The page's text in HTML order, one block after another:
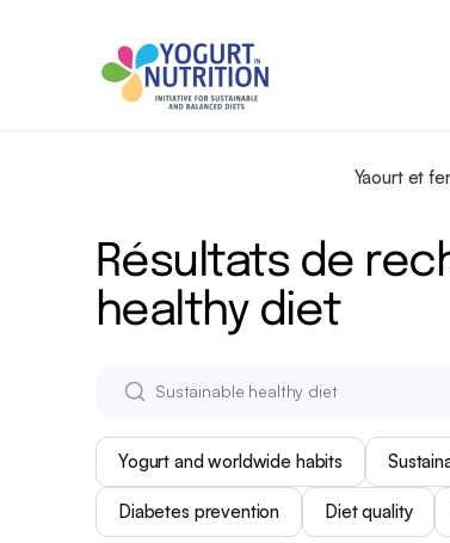
Yaourt et
Résultats de
healthy diet
Yogurt and worldwide habits
Diabetes prevention Diet quality